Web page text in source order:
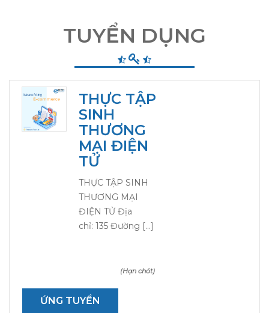
TUYỂN DỤNG
THỰC TẬP
SINH
THƯƠNG
MẠI ĐIỆN
TỬ
THỰC TẬP SINH
THƯƠNG MẠI
ĐIỆN TỬ Địa
chỉ: 135 Đường […]
(Hạn chót)
ỨNG TUYỂN